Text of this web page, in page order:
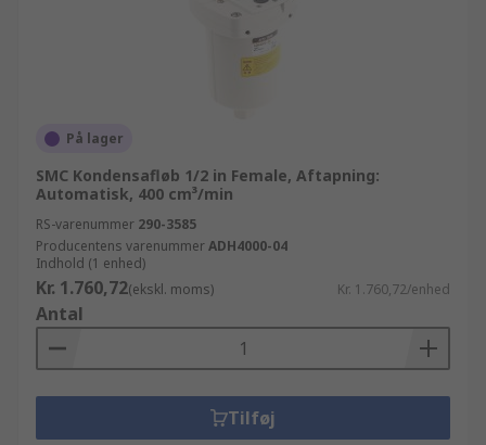
På lager
SMC Kondensafløb 1/2 in Female, Aftapning:
Automatisk, 400 cm³/min
RS-varenummer 290-3585
Producentens varenummerADH4000-04
Indhold (1 enhed)
Kr. 1.760,72(ekskl. moms) Kr. 1.760,72/enhed
Antal
Tilføj